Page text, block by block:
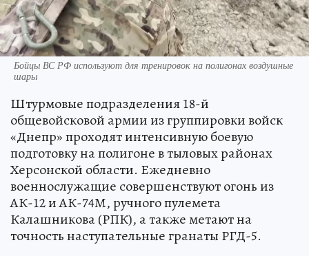
Бойцы ВС РФ используют для тренировок на полигонах воздушные
шары
Штурмовые подразделения 18-й
общевойсковой армии из группировки войск
«Днепр» проходят интенсивную боевую
подготовку на полигоне в тыловых районах
Херсонской области. Ежедневно
военнослужащие совершенствуют огонь из
АК-12 и АК-74М, ручного пулемета
Калашникова (РПК), а также метают на
точность наступательные гранаты РГД-5.